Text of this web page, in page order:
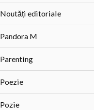
Noutăți editoriale
Pandora M
Parenting
Poezie
Pozie